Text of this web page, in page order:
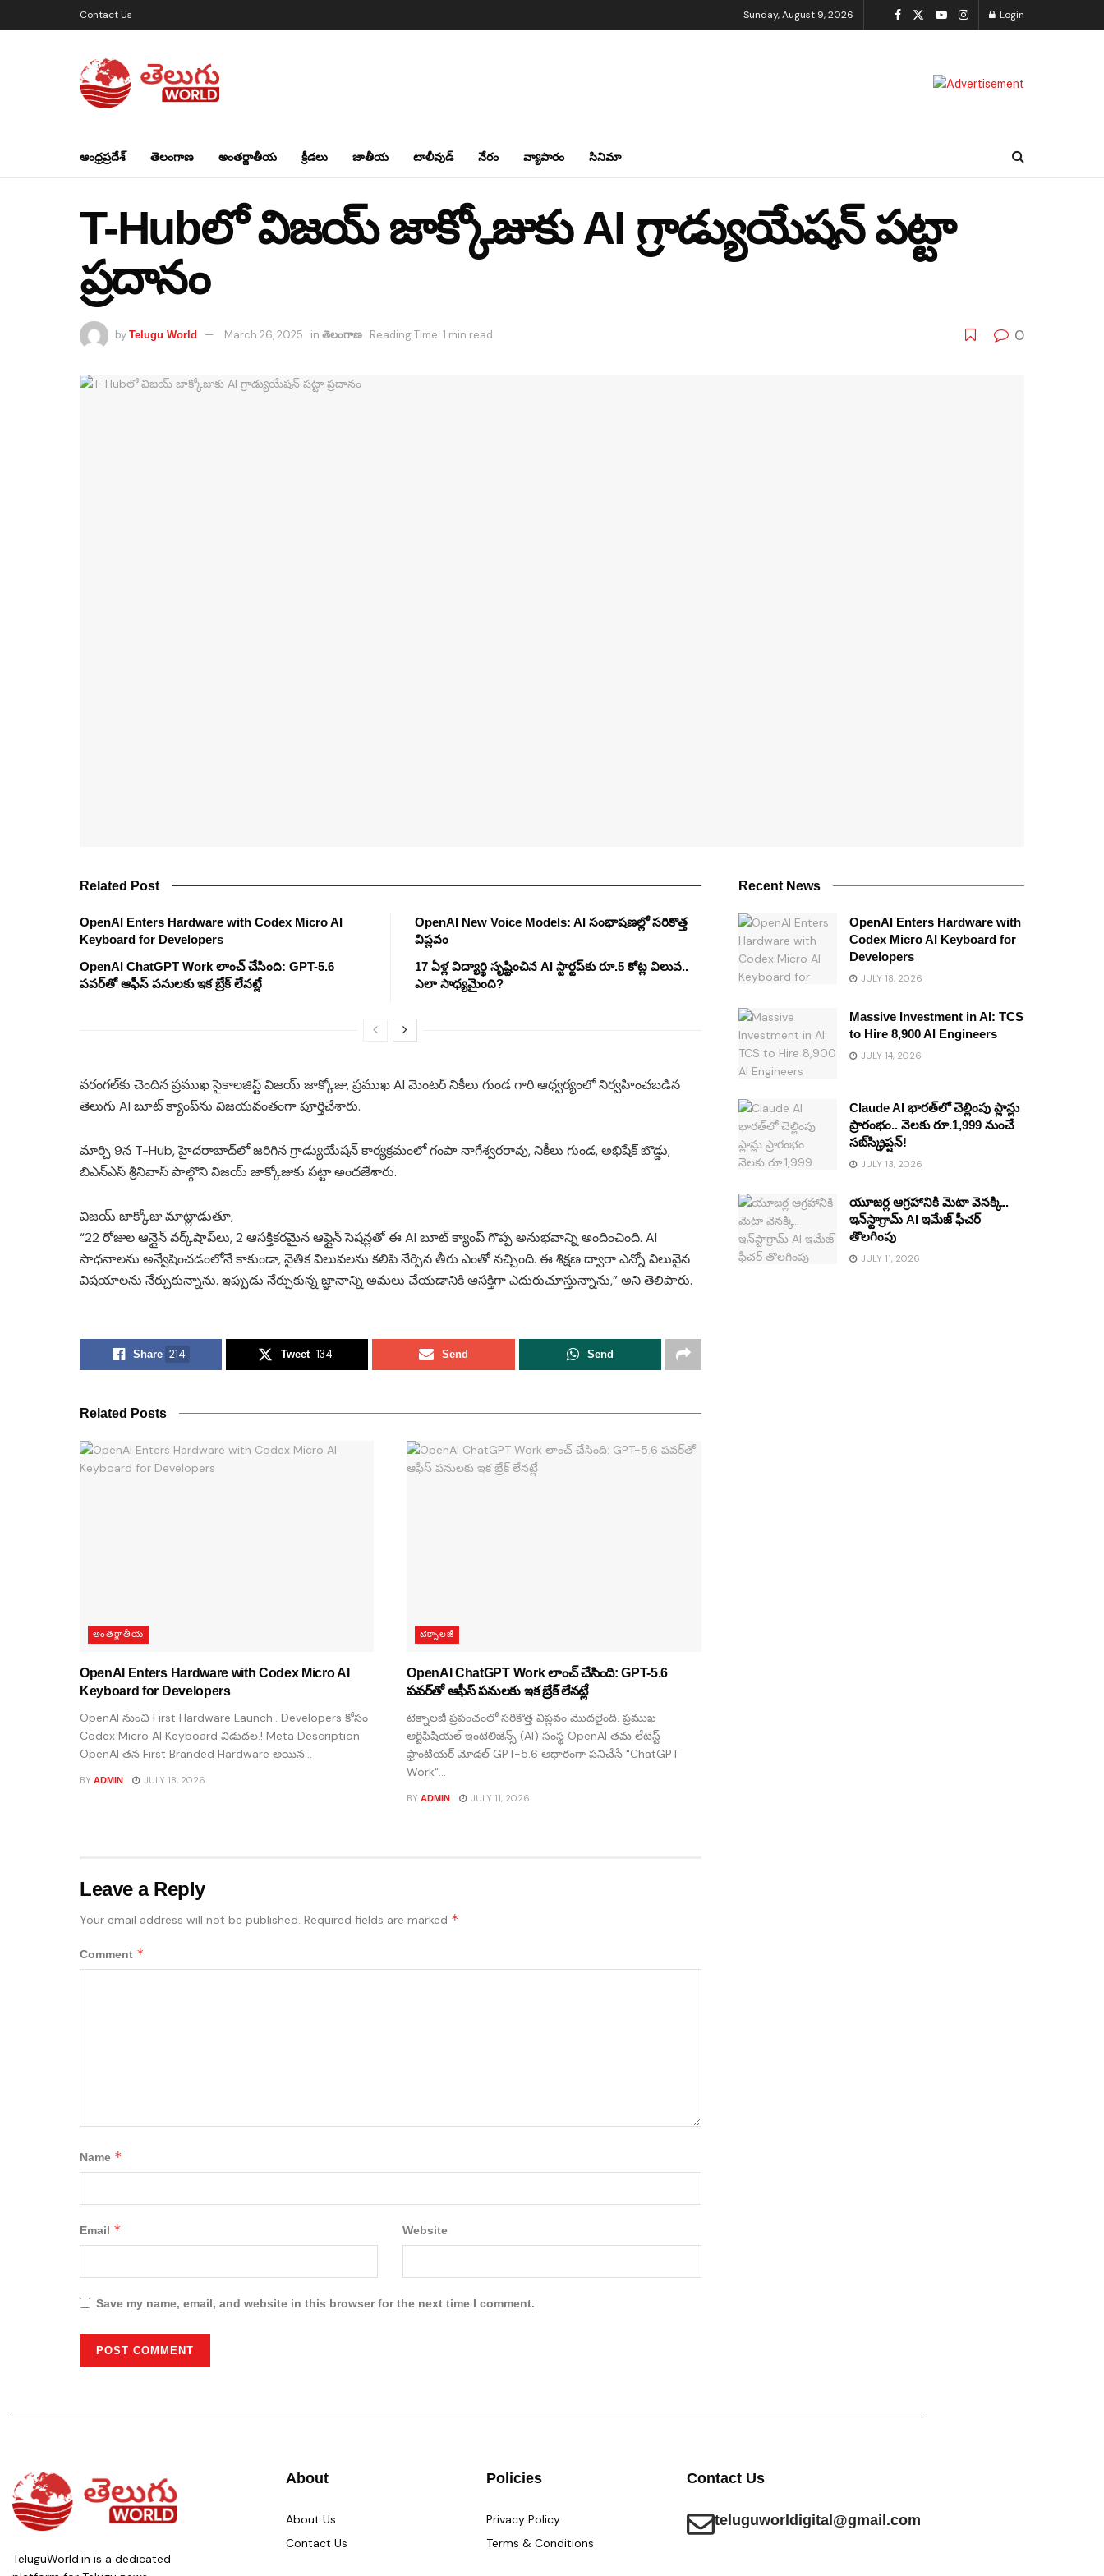
Contact Us Sunday, August 9, 2026 Login
ఆంధ్రప్రదేశ్ తెలంగాణ అంతర్జాతీయ క్రీడలు జాతీయ టాలీవుడ్ నేరం వ్యాపారం సినిమా
T-Hubలో విజయ్ జాక్కోజుకు AI గ్రాడ్యుయేషన్ పట్టా
ప్రదానం
by Telugu World March 26, 2025 in తెలంగాణ Reading Time: 1 min read 0
Related Post
OpenAI Enters Hardware with Codex Micro AI
Keyboard for Developers
OpenAI ChatGPT Work లాంచ్ చేసింది: GPT-5.6
పవర్‌తో ఆఫీస్ పనులకు ఇక బ్రేక్ లేనట్లే
OpenAI New Voice Models: AI సంభాషణల్లో సరికొత్త
విప్లవం
17 ఏళ్ల విద్యార్థి సృష్టించిన AI స్టార్టప్‌కు రూ.5 కోట్ల విలువ..
ఎలా సాధ్యమైంది?
వరంగల్‌కు చెందిన ప్రముఖ సైకాలజిస్ట్ విజయ్ జాక్కోజు, ప్రముఖ AI మెంటర్ నికీలు గుండ గారి ఆధ్వర్యంలో నిర్వహించబడిన
తెలుగు AI బూట్ క్యాంప్‌ను విజయవంతంగా పూర్తిచేశారు.
మార్చి 9న T-Hub, హైదరాబాద్‌లో జరిగిన గ్రాడ్యుయేషన్ కార్యక్రమంలో గంపా నాగేశ్వరరావు, నికీలు గుండ, అభిషేక్ బొడ్డు,
బిఎన్‌ఎస్ శ్రీనివాస్ పాల్గొని విజయ్ జాక్కోజుకు పట్టా అందజేశారు.
విజయ్ జాక్కోజు మాట్లాడుతూ,
“22 రోజుల ఆన్లైన్ వర్క్‌షాప్‌లు, 2 ఆసక్తికరమైన ఆఫ్లైన్ సెషన్లతో ఈ AI బూట్ క్యాంప్ గొప్ప అనుభవాన్ని అందించింది. AI
సాధనాలను అన్వేషించడంలోనే కాకుండా, నైతిక విలువలను కలిపి నేర్పిన తీరు ఎంతో నచ్చింది. ఈ శిక్షణ ద్వారా ఎన్నో విలువైన
విషయాలను నేర్చుకున్నాను. ఇప్పుడు నేర్చుకున్న జ్ఞానాన్ని అమలు చేయడానికి ఆసక్తిగా ఎదురుచూస్తున్నాను,” అని తెలిపారు.
Share 214 Tweet 134 Send Send
Related Posts
అంతర్జాతీయ
OpenAI Enters Hardware with Codex Micro AI
Keyboard for Developers
OpenAI నుంచి First Hardware Launch.. Developers కోసం
Codex Micro AI Keyboard విడుదల.! Meta Description
OpenAI తన First Branded Hardware అయిన...
BY ADMIN JULY 18, 2026
టెక్నాలజీ
OpenAI ChatGPT Work లాంచ్ చేసింది: GPT-5.6
పవర్‌తో ఆఫీస్ పనులకు ఇక బ్రేక్ లేనట్లే
టెక్నాలజీ ప్రపంచంలో సరికొత్త విప్లవం మొదలైంది. ప్రముఖ
ఆర్టిఫిషియల్ ఇంటెలిజెన్స్ (AI) సంస్థ OpenAI తమ లేటెస్ట్
ఫ్రాంటియర్ మోడల్ GPT-5.6 ఆధారంగా పనిచేసే "ChatGPT
Work"...
BY ADMIN JULY 11, 2026
Leave a Reply
Your email address will not be published. Required fields are marked *
Comment *
Name *
Email * Website
Save my name, email, and website in this browser for the next time I comment.
Recent News
OpenAI Enters Hardware with
Codex Micro AI Keyboard for
Developers
JULY 18, 2026
Massive Investment in AI: TCS
to Hire 8,900 AI Engineers
JULY 14, 2026
Claude AI భారత్‌లో చెల్లింపు ప్లాన్లు
ప్రారంభం.. నెలకు రూ.1,999 నుంచే
సబ్‌స్క్రిప్షన్!
JULY 13, 2026
యూజర్ల ఆగ్రహానికి మెటా వెనక్కి..
ఇన్‌స్టాగ్రామ్ AI ఇమేజ్ ఫీచర్
తొలగింపు
JULY 11, 2026
TeluguWorld.in is a dedicated
About
About Us
Contact Us
Policies
Privacy Policy
Terms & Conditions
Contact Us
teluguworldigital@gmail.com